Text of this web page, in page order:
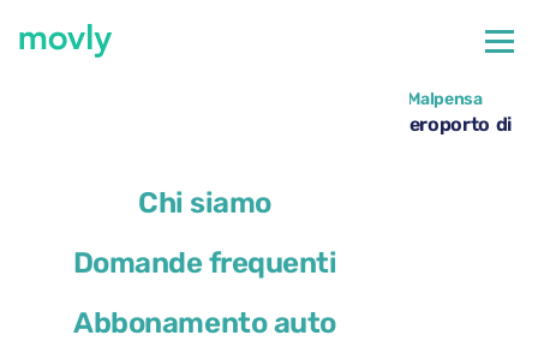
Chi siamo
Domande frequenti
Abbonamento auto
Tutte le auto disponibili all'aeroporto di Milano Malpensa
Noleggio Renault Megane Sport Tourer all’aeroporto di